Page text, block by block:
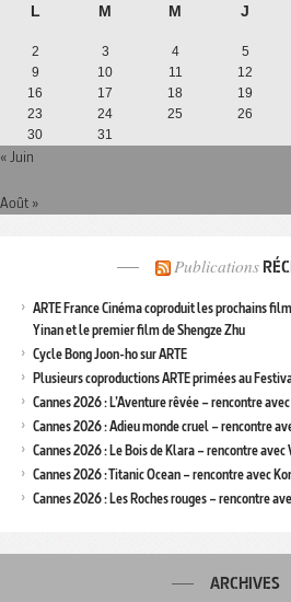
L M M J
2
3 4 5
9
10 11 12
16
17 18 19
23
24 25 26
30
31
« Juin
Août »
Publications
ARTE France Cinéma coproduit les prochains
Yinan et le premier film de Shengze Zhu
Cycle Bong Joon-ho sur ARTE
Plusieurs coproductions ARTE primées au
Cannes 2026 : L’Aventure rêvée – rencontre
Cannes 2026 : Adieu monde cruel – rencontre
Cannes 2026 : Le Bois de Klara – rencontre
Cannes 2026 : Titanic Ocean – rencontre avec
Cannes 2026 : Les Roches rouges – rencontre
ARCHIVES